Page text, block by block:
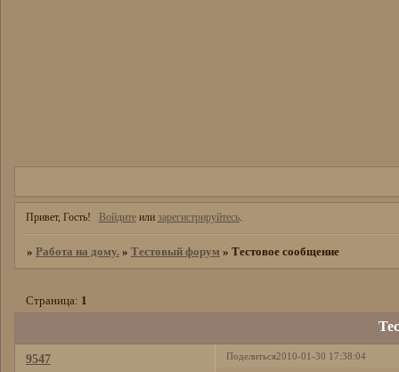
Привет, Гость! Войдитеили зарегистрируйтесь.
» Работа на дому. » Тестовый форум » Тестовое сообщение
Страница: 1
Поделиться2010-01-30 17:38:04
9547